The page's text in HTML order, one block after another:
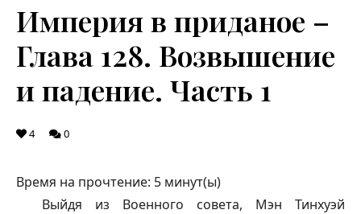
Империя в приданое –
Глава 128. Возвышение
и падение. Часть 1
4 0
Время на прочтение: 5 минут(ы)
Выйдя из Военного совета, Мэн Тинхуэй